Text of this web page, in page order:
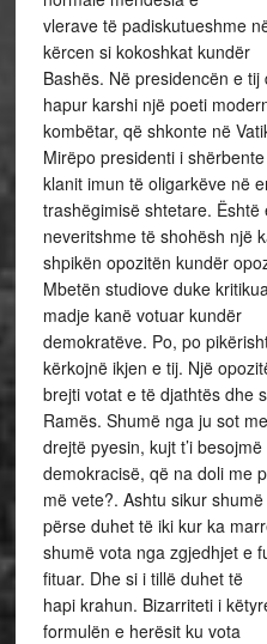
vlerave të padiskutueshme
kërcen si kokoshkat kundër
Bashës. Në presidencën e
hapur karshi një poeti
kombëtar, që shkonte në
Mirëpo presidenti i shërbente
klanit imun të oligarkëve në
trashëgimisë shtetare. Është
neveritshme të shohësh një
shpikën opozitën kundër
Mbetën studiove duke
madje kanë votuar kundër
demokratëve. Po, po
kërkojnë ikjen e tij. Një
brejti votat e të djathtës dhe
Ramës. Shumë nga ju sot
drejtë pyesin, kujt t’i
demokracisë, që na doli me
më vete?. Ashtu sikur
përse duhet të iki kur ka
shumë vota nga zgjedhjet e
fituar. Dhe si i tillë duhet të
hapi krahun. Bizarriteti i
formulën e herësit ku vota